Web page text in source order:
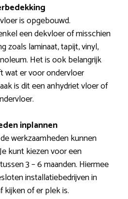
is opgebouwd.
een dekvloer of misschien
zoals laminaat, tapijt, vinyl,
Het is ook belangrijk
wat er voor ondervloer
is dit een anhydriet vloer of
inplannen
werkzaamheden kunnen
kunt kiezen voor een
3 – 6 maanden. Hiermee
installatiebedrijven in
kijken of er plek is.